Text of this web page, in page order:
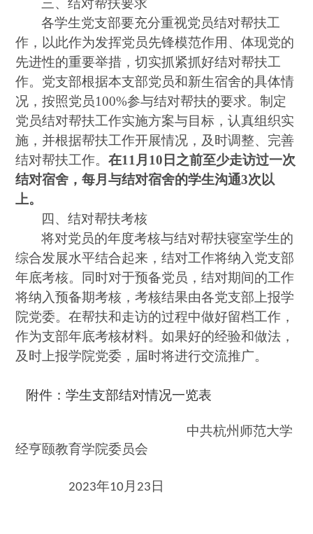
各学生党支部要充分重视党员结对帮扶工
作，以此作为发挥党员先锋模范作用、体现党的
先进性的重要举措，切实抓紧抓好结对帮扶工
作。党支部根据本支部党员和新生宿舍的具体情
况，按照党员100%参与结对帮扶的要求。制定
党员结对帮扶工作实施方案与目标，认真组织实
施，并根据帮扶工作开展情况，及时调整、完善
结对帮扶工作。在11月10日之前至少走访过一次
结对宿舍，每月与结对宿舍的学生沟通3次以
上。
四、结对帮扶考核
将对党员的年度考核与结对帮扶寝室学生的
综合发展水平结合起来，结对工作将纳入党支部
年底考核。同时对于预备党员，结对期间的工作
将纳入预备期考核，考核结果由各党支部上报学
院党委。在帮扶和走访的过程中做好留档工作，
作为支部年底考核材料。如果好的经验和做法，
及时上报学院党委，届时将进行交流推广。
附件：学生支部结对情况一览表
中共杭州师范大学
经亨颐教育学院委员会
2023年10 月 23 日